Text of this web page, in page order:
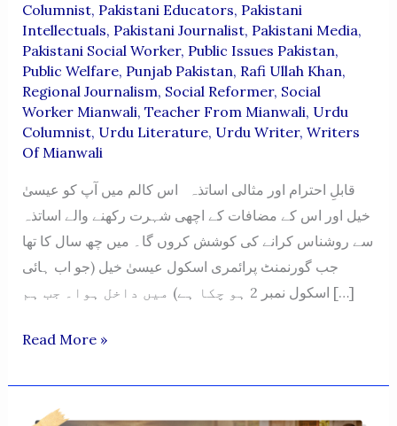
Columnist, Pakistani Educators, Pakistani
Intellectuals, Pakistani Journalist, Pakistani Media,
Pakistani Social Worker, Public Issues Pakistan,
Public Welfare, Punjab Pakistan, Rafi Ullah Khan,
Regional Journalism, Social Reformer, Social
Worker Mianwali, Teacher From Mianwali, Urdu
Columnist, Urdu Literature, Urdu Writer, Writers
Of Mianwali
قابلِ احترام اور مثالی اساتذہ اس کالم میں آپ کو عیسیٰ
خیل اور اس کے مضافات کے اچھی شہرت رکھنے والے اساتذہ
سے روشناس کرانے کی کوشش کروں گا۔ میں چھ سال کا تھا
جب گورنمنٹ پرائمری اسکول عیسیٰ خیل (جو اب ہائی
اسکول نمبر 2 ہو چکا ہے) میں داخل ہوا۔ جب ہم […]
QABIL-
EHTRAM
AUR
Read More »